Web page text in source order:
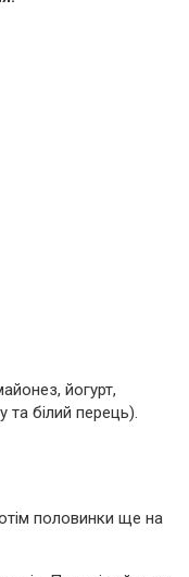
йогурт,
та білий перець).
половинки ще на